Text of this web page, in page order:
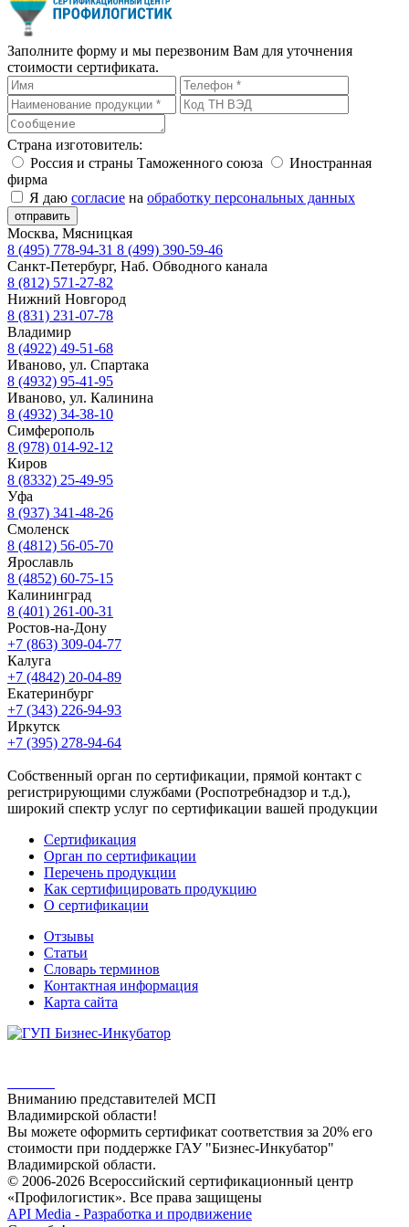
Заполните форму и мы перезвоним Вам для уточнения
стоимости сертификата.
Страна изготовитель:
Россия и страны Таможенного союза
Иностранная
фирма
Я даю согласие на обработку персональных данных
отправить
Москва, Мясницкая
8 (495) 778-94-31 8 (499) 390-59-46
Санкт-Петербург, Наб. Обводного канала
8 (812) 571-27-82
Нижний Новгород
8 (831) 231-07-78
Владимир
8 (4922) 49-51-68
Иваново, ул. Спартака
8 (4932) 95-41-95
Иваново, ул. Калинина
8 (4932) 34-38-10
Симферополь
8 (978) 014-92-12
Киров
8 (8332) 25-49-95
Уфа
8 (937) 341-48-26
Смоленск
8 (4812) 56-05-70
Ярославль
8 (4852) 60-75-15
Калининград
8 (401) 261-00-31
Ростов-на-Дону
+7 (863) 309-04-77
Калуга
+7 (4842) 20-04-89
Екатеринбург
+7 (343) 226-94-93
Иркутск
+7 (395) 278-94-64
Собственный орган по сертификации, прямой контакт с
регистрирующими службами (Роспотребнадзор и т.д.),
широкий спектр услуг по сертификации вашей продукции
Сертификация
Орган по сертификации
Перечень продукции
Как сертифицировать продукцию
О сертификации
Отзывы
Статьи
Словарь терминов
Контактная информация
Карта сайта
Вниманию представителей МСП
Владимирской области!
Вы можете оформить сертификат соответствия за 20% его
стоимости при поддержке ГАУ "Бизнес-Инкубатор"
Владимирской области.
© 2006-2026 Всероссийский сертификационный центр
«Профилогистик». Все права защищены
API Media - Разработка и продвижение